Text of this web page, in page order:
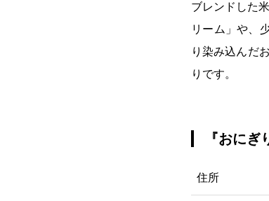
ブレンドした
リーム」や、
り染み込んだ
りです。
『おに
住所